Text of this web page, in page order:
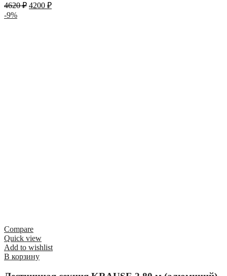
4620₽ 4200 ₽
-9%
Compare
Quick view
Add to wishlist
В корзину